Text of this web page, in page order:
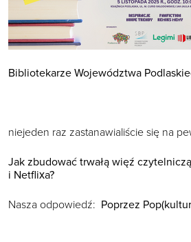
Bibliotekarze Województwa
niejeden raz zastanawialiście się na
Jak zbudować trwałą więź
i Netflixa?
Nasza odpowiedź: Poprzez